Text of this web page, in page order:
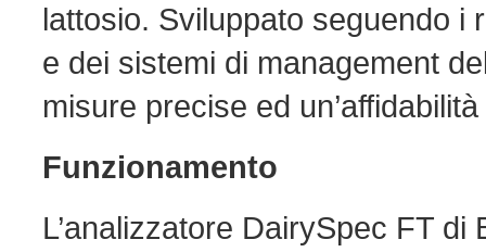
lattosio. Sviluppato seguendo i
e dei sistemi di management
misure precise ed
Funzionamento
L’analizzatore DairySpec FT